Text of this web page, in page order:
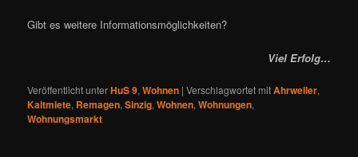
Gibt es weitere Informationsmöglichkeiten?
Viel Erfolg…
Veröffentlicht unterHuS 9,Wohnen |Verschlagwortet mitAhrweiler,
Kaltmiete, Remagen,Sinzig,Wohnen,Wohnungen,
Wohnungsmarkt